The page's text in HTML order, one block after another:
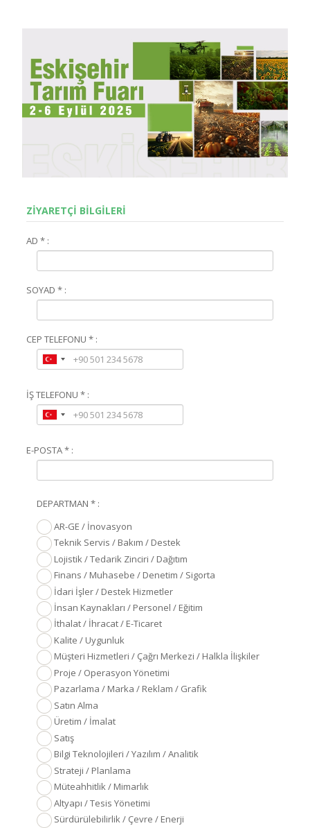
ZİYARETÇİ BİLGİLERİ
AD * :
SOYAD * :
CEP TELEFONU * :
İŞ TELEFONU * :
E-POSTA * :
DEPARTMAN * :
AR-GE / İnovasyon
Teknik Servis / Bakım / Destek
Lojistik / Tedarik Zinciri / Dağıtım
Finans / Muhasebe / Denetim / Sigorta
İdari İşler / Destek Hizmetler
İnsan Kaynakları / Personel / Eğitim
İthalat / İhracat / E-Ticaret
Kalite / Uygunluk
Müşteri Hizmetleri / Çağrı Merkezi / Halkla İlişkiler
Proje / Operasyon Yönetimi
Pazarlama / Marka / Reklam / Grafik
Satın Alma
Üretim / İmalat
Satış
Bilgi Teknolojileri / Yazılım / Analitik
Strateji / Planlama
Müteahhitlik / Mimarlık
Altyapı / Tesis Yönetimi
Sürdürülebilirlik / Çevre / Enerji